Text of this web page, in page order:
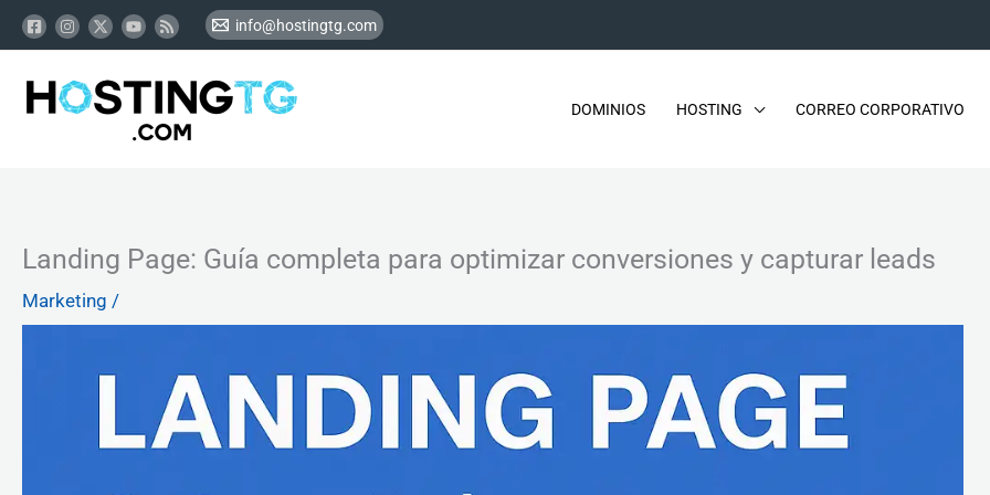
al
contenido
info@hostingtg.com
DOMINIOS HOSTING CORREO CORPORATIVO
Landing Page: Guía completa para optimizar conversiones y capturar leads
Marketing /